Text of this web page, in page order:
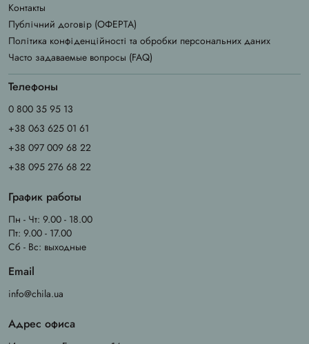
Контакты
Публічний договір (ОФЕРТА)
Політика конфіденційності та обробки персональних даних
Часто задаваемые вопросы (FAQ)
Телефоны
0 800 35 95 13
+38 063 625 01 61
+38 097 009 68 22
+38 095 276 68 22
График работы
Пн - Чт: 9.00 - 18.00
Пт: 9.00 - 17.00
Сб - Вс: выходные
Email
info@chila.ua
Адрес офиса